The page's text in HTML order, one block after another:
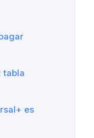
tabla
es